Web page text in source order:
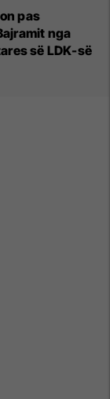
pas
nga
së LDK-së